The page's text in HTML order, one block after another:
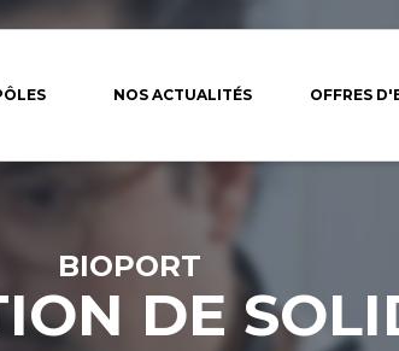
NOS ACTUALITÉS OFFRES
BIOPORT
DE